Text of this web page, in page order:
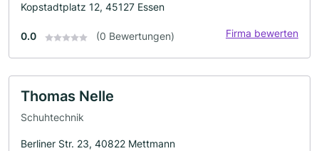
Kopstadtplatz 12, 45127 Essen
0.0 (0 Bewertungen) Firma bewerten
Thomas Nelle
Schuhtechnik
Berliner Str. 23, 40822 Mettmann